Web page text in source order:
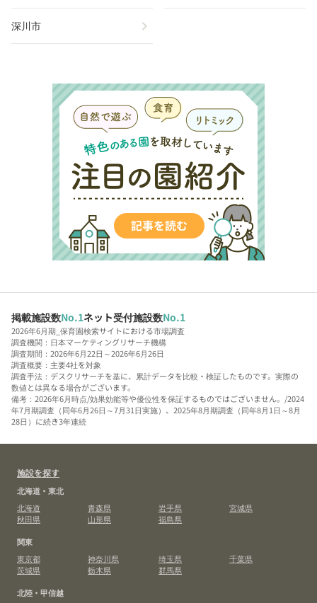
深川市 chevron_right
掲載施設数No.1ネット受付施設数No.1
2026年6月期_保育園検索サイトにおける市場調査
調査機関：日本マーケティングリサーチ機構
調査期間：2026年6月22日～2026年6月26日
調査概要：主要4社を対象
調査手法：デスクリサーチを基に、累計データを比較・検証したものです。実際の
数値とは異なる場合がございます。
備考：2026年6月時点/効果効能等や優位性を保証するものではございません。/2024
年7月期調査（同年6月26日～7月31日実施）、2025年8月期調査（同年8月1日～8月
28日）に続き3年連続
施設を探す
北海道・東北
北海道
青森県 岩手県
宮城県
秋田県
山形県
福島県
関東
東京都
神奈川県 埼玉県
千葉県
茨城県
栃木県
群馬県
北陸・甲信越